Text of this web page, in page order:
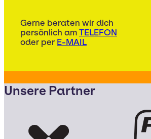
Gerne beraten wir dich
persönlich am TELEFON
oder per E-MAIL
Unsere Partner